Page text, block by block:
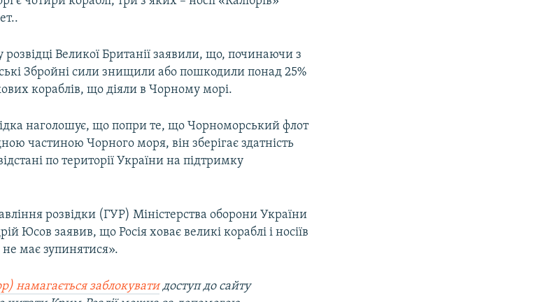
Великої Британії заявили, що, починаючи з
Збройні сили знищили або пошкодили понад 25%
кораблів, що діяли в Чорному морі.
наголошує, що попри те, що Чорноморський флот
частиною Чорного моря, він зберігає здатність
по території України на підтримку
розвідки (ГУР) Міністерства оборони України
Юсов заявив, що Росія ховає великі кораблі і носіїв
має зупинятися».
намагається заблокуватидоступ до сайту